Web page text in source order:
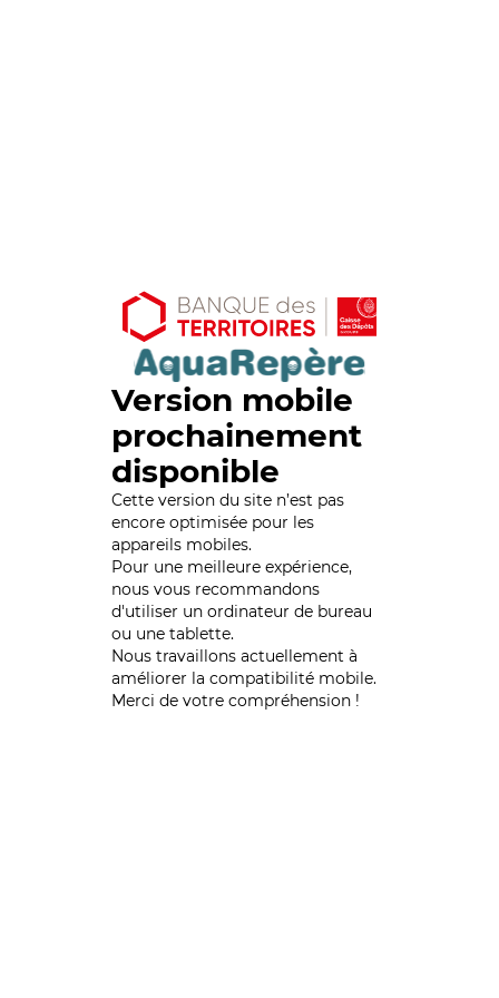
Version mobile
prochainement
disponible
Cette version du site n’est pas
encore optimisée pour les
appareils mobiles.
Pour une meilleure expérience,
nous vous recommandons
d'utiliser un ordinateur de bureau
ou une tablette.
Nous travaillons actuellement à
améliorer la compatibilité mobile.
Merci de votre compréhension !